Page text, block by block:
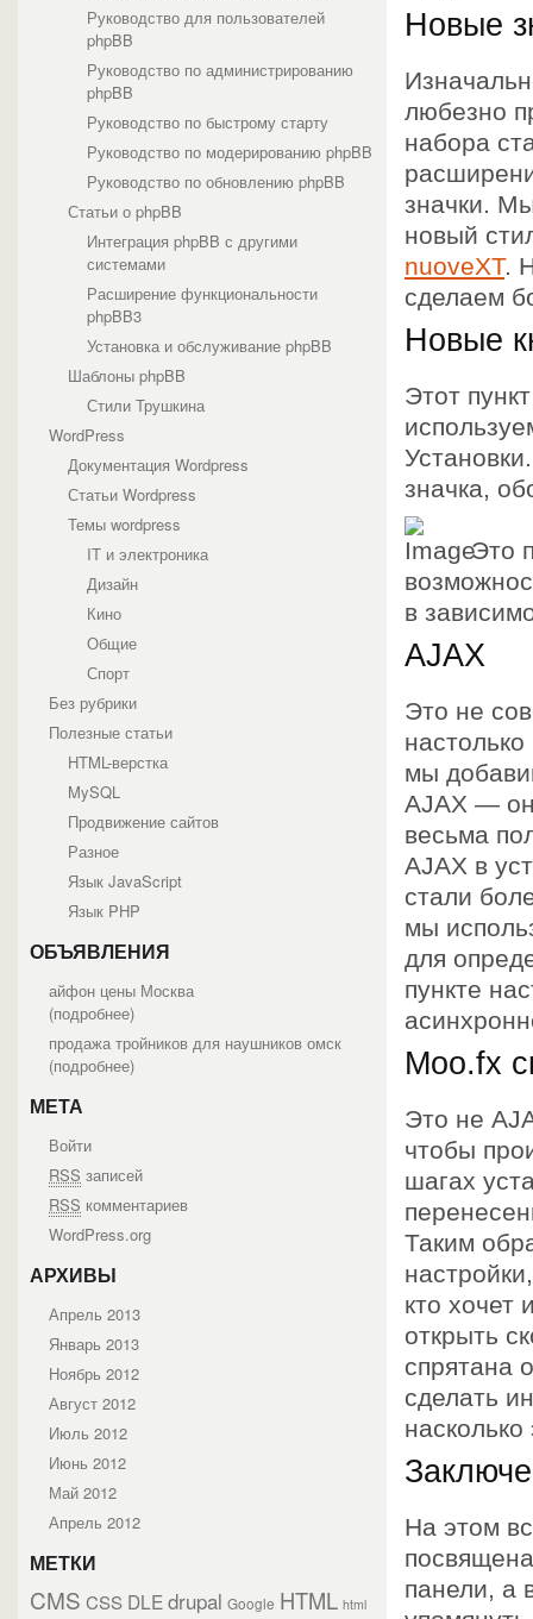
Руководство для пользователей
phpBB
Руководство по администрированию
phpBB
Руководство по быстрому старту
Руководство по модерированию phpBB
Руководство по обновлению phpBB
Статьи о phpBB
Интеграция phpBB с другими
системами
Расширение функциональности
phpBB3
Установка и обслуживание phpBB
Шаблоны phpBB
Стили Трушкина
WordPress
Документация Wordpress
Статьи Wordpress
Темы wordpress
IT и электроника
Дизайн
Кино
Общие
Спорт
Без рубрики
Полезные статьи
HTML-верстка
MySQL
Продвижение сайтов
Разное
Язык JavaScript
Язык PHP
ОБЪЯВЛЕНИЯ
айфон цены Москва
(подробнее)
продажа тройников для наушников омск
(подробнее)
МЕТА
Войти
RSS записей
RSS комментариев
WordPress.org
АРХИВЫ
Апрель 2013
Январь 2013
Ноябрь 2012
Август 2012
Июль 2012
Июнь 2012
Май 2012
Апрель 2012
МЕТКИ
CMS CSS DLEdrupal Google HTML html
Новые
любезно
набора
значки.
новый
nuoveXT.
сделаем
Новые
Этот
значка,
Это
в
AJAX
Это не
мы
AJAX —
весьма
AJAX в
стали
мы
для
пункте
Moo.fx
Это не
чтобы
шагах
Таким
кто хочет
открыть
спрятана
сделать
На этом
панели, а